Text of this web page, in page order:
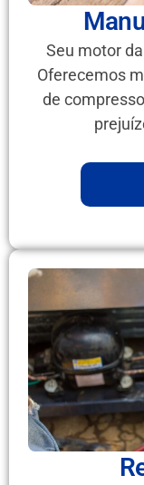
Seu motor
Oferecemos
de